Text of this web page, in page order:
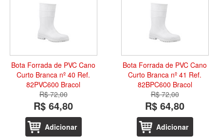
Bota Forrada de PVC Cano
Curto Branca nº 40 Ref.
82PVC600 Bracol
R$ 72,00
R$ 64,80
Adicionar
Bota Forrada de PVC Cano
Curto Branca nº 41 Ref.
82BPC600 Bracol
R$ 72,00
R$ 64,80
Adicionar